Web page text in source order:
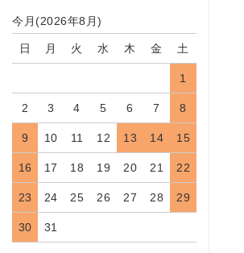
今月(2026年8月)
日 月 火 水 木 金 土
1
2 3 4 5 6 7 8
9 10 11 12 13 14 15
16 17 18 19 20 21 22
23 24 25 26 27 28 29
30 31